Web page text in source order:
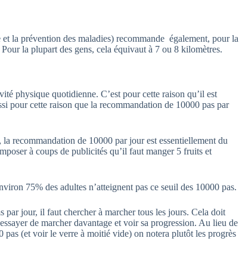
la prévention des maladies) recommande également, pour la
la plupart des gens, cela équivaut à 7 ou 8 kilomètres.
physique quotidienne. C’est pour cette raison qu’il est
pour cette raison que la recommandation de 10000 pas par
recommandation de 10000 par jour est essentiellement du
à coups de publicités qu’il faut manger 5 fruits et
75% des adultes n’atteignent pas ce seuil des 10000 pas.
jour, il faut chercher à marcher tous les jours. Cela doit
de marcher davantage et voir sa progression. Au lieu de
pas (et voir le verre à moitié vide) on notera plutôt les progrès